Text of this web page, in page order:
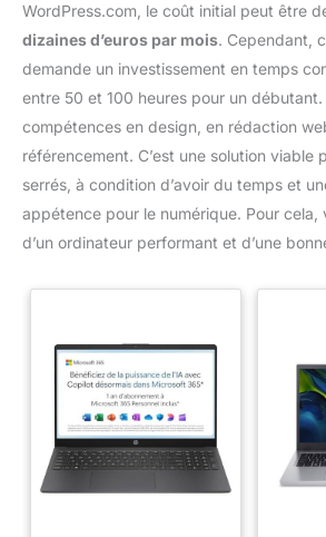
WordPress.com, le coût initial peut être
dizaines d’euros par mois. Cependant,
demande un investissement en temps
entre 50 et 100 heures pour un
compétences en design, en rédaction
référencement. C’est une solution viable
serrés, à condition d’avoir du temps et
appétence pour le numérique. Pour cela,
d’un ordinateur performant et d’une